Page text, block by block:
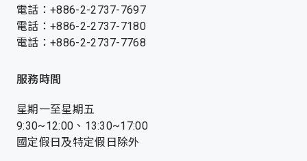
電話：+886-2-2737-7697
電話：+886-2-2737-7180
電話：+886-2-2737-7768
服務時間
星期一至星期五
9:30~12:00、13:30~17:00
國定假日及特定假日除外